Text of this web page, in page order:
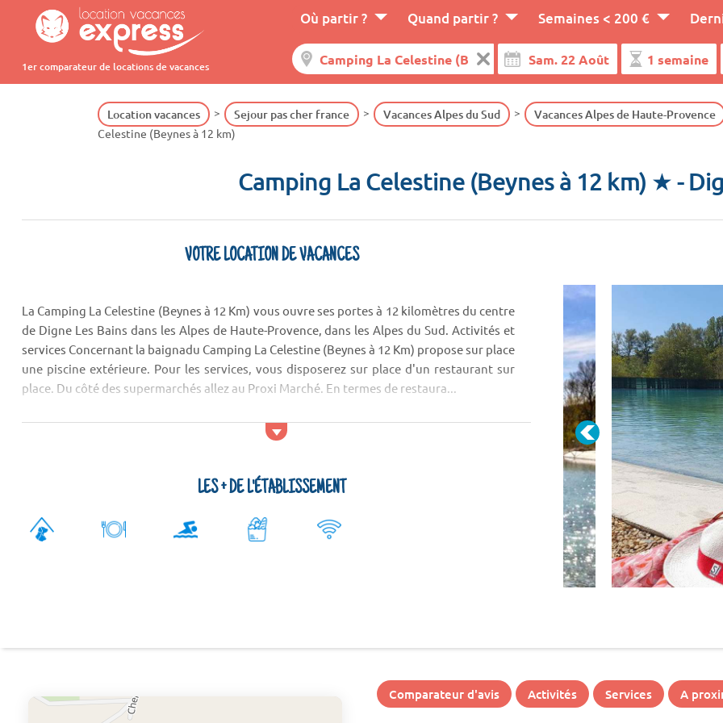
1er comparateur de locations de vacances
Où partir ? Quand partir ? Semaines < 200 €
Location vacances Sejour pas cher france Vacances Alpes du Sud Vacances Alpes de Haute-Provence
Celestine (Beynes à 12 km)
Camping La Celestine (Beynes à 12 km) ★-
VOTRE LOCATION DE VACANCES
La Camping La Celestine (Beynes à 12 Km) vous ouvre ses portes à 12 kilomètres du centre
de Digne Les Bains dans les Alpes de Haute-Provence, dans les Alpes du Sud. Activités et
services Concernant la baignadu Camping La Celestine (Beynes à 12 Km) propose sur place
une piscine extérieure. Pour les services, vous disposerez sur place d'un restaurant sur
place. Du côté des supermarchés allez au Proxi Marché. En termes de restaura...
LES + DE L'ÉTABLISSEMENT
Comparateur d'avis Activités Services A